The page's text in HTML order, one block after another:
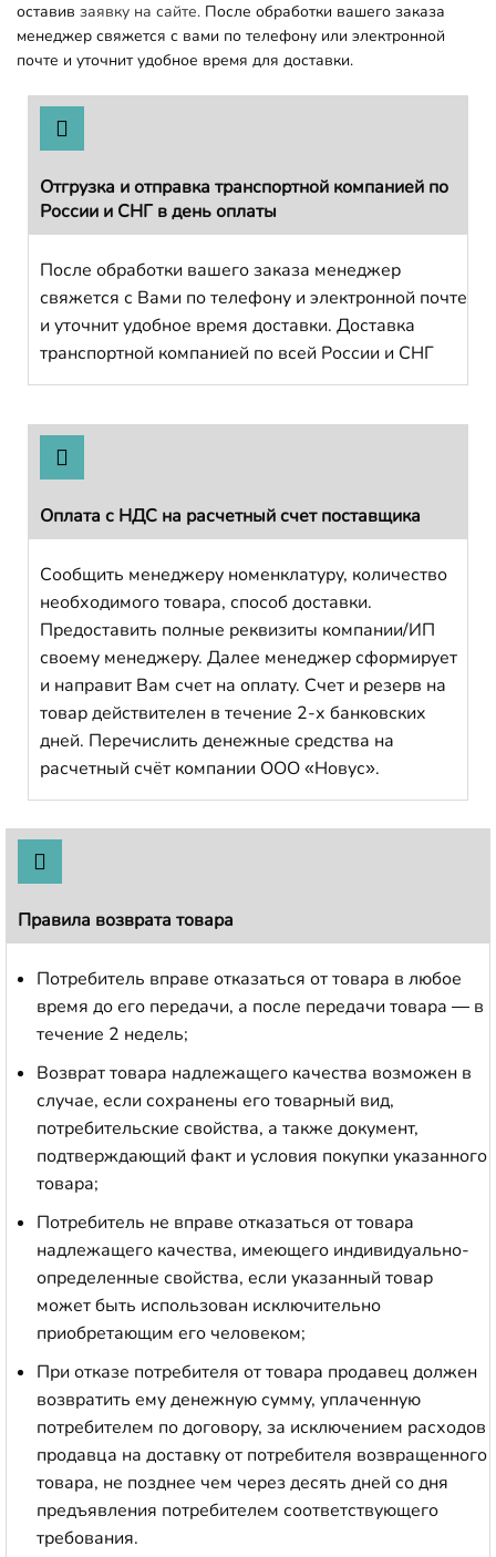
оставив заявку на сайте. После обработки вашего заказа
менеджер свяжется с вами по телефону или электронной
почте и уточнит удобное время для доставки.
Отгрузка и отправка транспортной компанией по
России и СНГ в день оплаты
После обработки вашего заказа менеджер
свяжется с Вами по телефону и электронной почте
и уточнит удобное время доставки. Доставка
транспортной компанией по всей России и СНГ
Оплата с НДС на расчетный счет поставщика
Сообщить менеджеру номенклатуру, количество
необходимого товара, способ доставки.
Предоставить полные реквизиты компании/ИП
своему менеджеру. Далее менеджер сформирует
и направит Вам счет на оплату. Счет и резерв на
товар действителен в течение 2-х банковских
дней. Перечислить денежные средства на
расчетный счёт компании ООО «Новус».
Правила возврата товара
Потребитель вправе отказаться от товара в любое
время до его передачи, а после передачи товара — в
течение 2 недель;
Возврат товара надлежащего качества возможен в
случае, если сохранены его товарный вид,
потребительские свойства, а также документ,
подтверждающий факт и условия покупки указанного
товара;
Потребитель не вправе отказаться от товара
надлежащего качества, имеющего индивидуально-
определенные свойства, если указанный товар
может быть использован исключительно
приобретающим его человеком;
При отказе потребителя от товара продавец должен
возвратить ему денежную сумму, уплаченную
потребителем по договору, за исключением расходов
продавца на доставку от потребителя возвращенного
товара, не позднее чем через десять дней со дня
предъявления потребителем соответствующего
требования.